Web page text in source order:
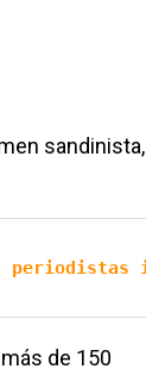
sandinista,
de 150